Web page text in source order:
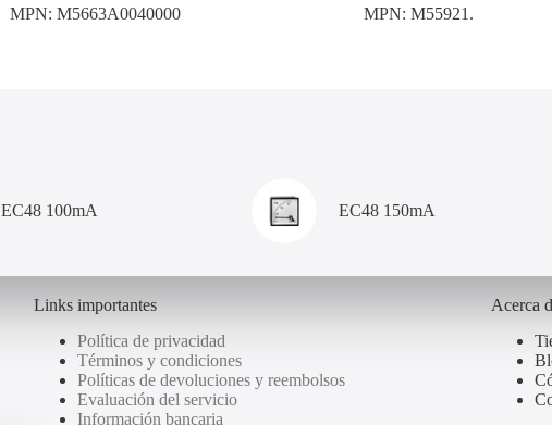
MPN: M5663A0040000
MPN: M55921.
EC48 100mA EC48 150mA
Links importantes
Política de privacidad
Términos y condiciones
Políticas de devoluciones y reembolsos
Evaluación del servicio
Información bancaria
Acerca